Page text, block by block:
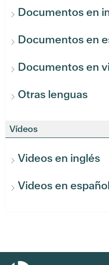
Documentos en
Documentos en
Documentos en
Otras lenguas
Vídeos
Videos en inglés
Videos en español